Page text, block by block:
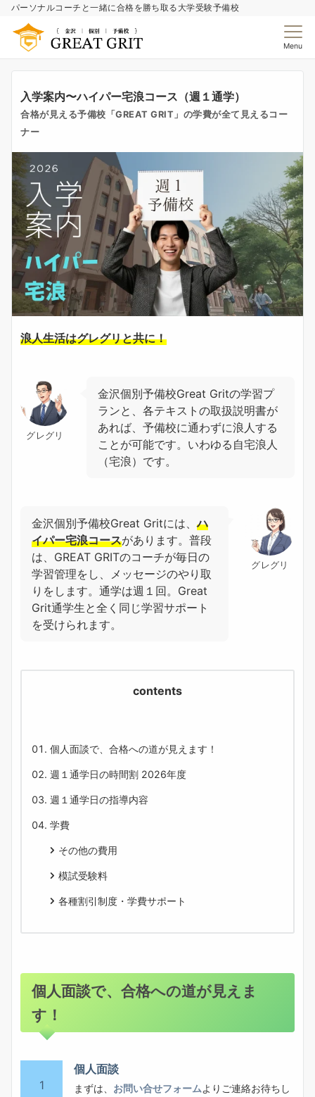
パーソナルコーチと一緒に合格を勝ち取る大学受験予備校
Menu
入学案内〜ハイパー宅浪コース（週１通学）
合格が見える予備校「GREAT GRIT」の学費が全て見えるコー
ナー
浪人生活はグレグリと共に！
グレグリ
金沢個別予備校Great Gritの学習プ
ランと、各テキストの取扱説明書が
あれば、予備校に通わずに浪人する
ことが可能です。いわゆる自宅浪人
（宅浪）です。
グレグリ
金沢個別予備校Great Gritには、ハ
イパー宅浪コースがあります。普段
は、GREAT GRITのコーチが毎日の
学習管理をし、メッセージのやり取
りをします。通学は週１回。Great
Grit通学生と全く同じ学習サポート
を受けられます。
contents
個人面談で、合格への道が見えます！
週１通学日の時間割 2026年度
週１通学日の指導内容
学費
その他の費用
模試受験料
各種割引制度・学費サポート
個人面談で、合格への道が見えま
す！
1
個人面談
まずは、 お問い合せフォームよりご連絡お待ちし